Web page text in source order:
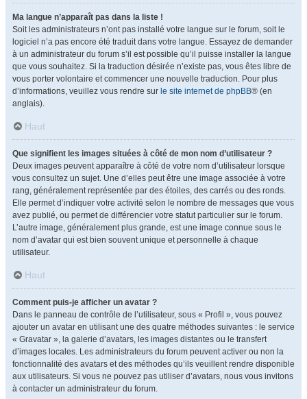
Ma langue n’apparaît pas dans la liste !
Soit les administrateurs n’ont pas installé votre langue sur le forum, soit le
logiciel n’a pas encore été traduit dans votre langue. Essayez de demander
à un administrateur du forum s’il est possible qu’il puisse installer la langue
que vous souhaitez. Si la traduction désirée n’existe pas, vous êtes libre de
vous porter volontaire et commencer une nouvelle traduction. Pour plus
d’informations, veuillez vous rendre sur le site internet de phpBB® (en
anglais).
Haut
Que signifient les images situées à côté de mon nom d’utilisateur ?
Deux images peuvent apparaître à côté de votre nom d’utilisateur lorsque
vous consultez un sujet. Une d’elles peut être une image associée à votre
rang, généralement représentée par des étoiles, des carrés ou des ronds.
Elle permet d’indiquer votre activité selon le nombre de messages que vous
avez publié, ou permet de différencier votre statut particulier sur le forum.
L’autre image, généralement plus grande, est une image connue sous le
nom d’avatar qui est bien souvent unique et personnelle à chaque
utilisateur.
Haut
Comment puis-je afficher un avatar ?
Dans le panneau de contrôle de l’utilisateur, sous « Profil », vous pouvez
ajouter un avatar en utilisant une des quatre méthodes suivantes : le service
« Gravatar », la galerie d’avatars, les images distantes ou le transfert
d’images locales. Les administrateurs du forum peuvent activer ou non la
fonctionnalité des avatars et des méthodes qu’ils veuillent rendre disponible
aux utilisateurs. Si vous ne pouvez pas utiliser d’avatars, nous vous invitons
à contacter un administrateur du forum.